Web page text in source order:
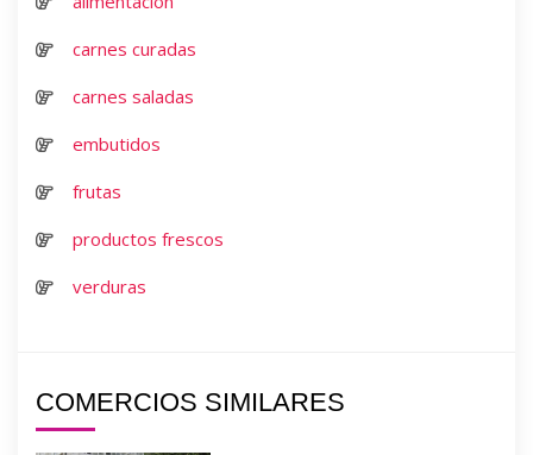
carnes curadas
carnes saladas
embutidos
frutas
productos frescos
verduras
COMERCIOS SIMILARES